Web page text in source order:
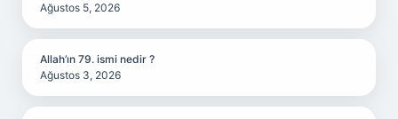
Ağustos 5, 2026
Allah’ın 79. ismi nedir ?
Ağustos 3, 2026